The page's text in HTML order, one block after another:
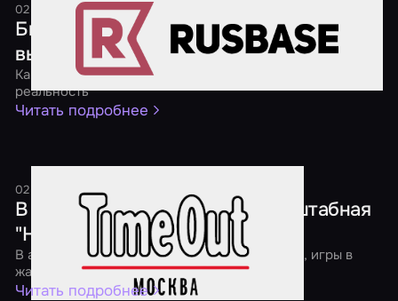
02 августа 20161 минута
Бизнес на квестах: входить или
выходить?
Как заработать на воплощении компьютерных игр в
реальность
Читать подробнее
02 апреля 20161 минута
В Москве пройдет первая масштабная
"Ночь квестов"
В акции участвуют классические квест-игры, игры в
жанре перформанс и экшн
Читать подробнее